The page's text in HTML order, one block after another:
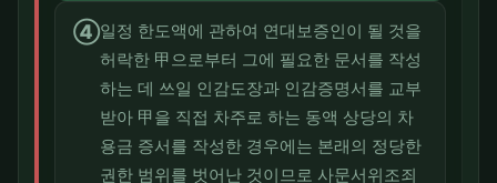
④일정 한도액에 관하여 연대보증인이 될 것을
허락한 甲으로부터 그에 필요한 문서를 작성
하는 데 쓰일 인감도장과 인감증명서를 교부
받아 甲을 직접 차주로 하는 동액 상당의 차
용금 증서를 작성한 경우에는 본래의 정당한
권한 범위를 벗어난 것이므로 사문서위조죄